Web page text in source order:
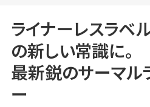
ライナーレスラベ
の新しい常識に。
最新鋭のサーマル
ー